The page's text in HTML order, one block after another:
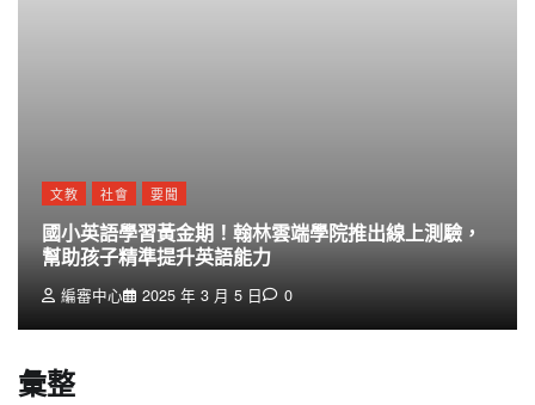
文教 社會 要聞
國小英語學習黃金期！翰林雲端學院推出線上測驗，
幫助孩子精準提升英語能力
編審中心 2025 年 3 月 5 日 0
彙整